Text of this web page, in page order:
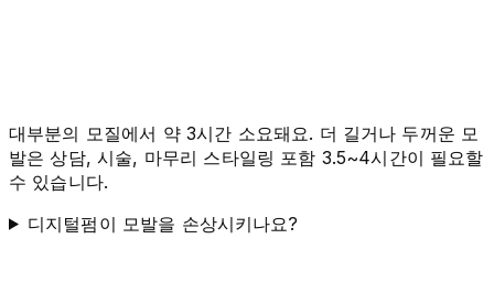
대부분의 모질에서 약 3시간 소요돼요. 더 길거나 두꺼운 모
발은 상담, 시술, 마무리 스타일링 포함 3.5~4시간이 필요할
수 있습니다.
디지털펌이 모발을 손상시키나요?